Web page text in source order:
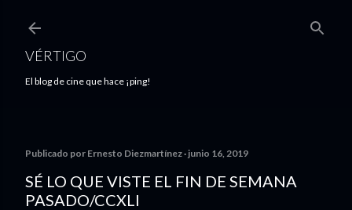
VÉRTIGO
El blog de cine que hace ¡ping!
Publicado por Ernesto Diezmartínez junio 16, 2019
SÉ LO QUE VISTE EL FIN DE SEMANA
PASADO/CCXLI